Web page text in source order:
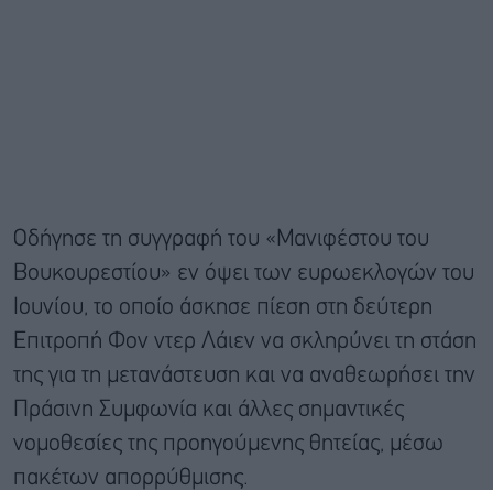
Οδήγησε τη συγγραφή του «Μανιφέστου του
Βουκουρεστίου» εν όψει των ευρωεκλογών του
Ιουνίου, το οποίο άσκησε πίεση στη δεύτερη
Επιτροπή Φον ντερ Λάιεν να σκληρύνει τη στάση
της για τη μετανάστευση και να αναθεωρήσει την
Πράσινη Συμφωνία και άλλες σημαντικές
νομοθεσίες της προηγούμενης θητείας, μέσω
πακέτων απορρύθμισης.